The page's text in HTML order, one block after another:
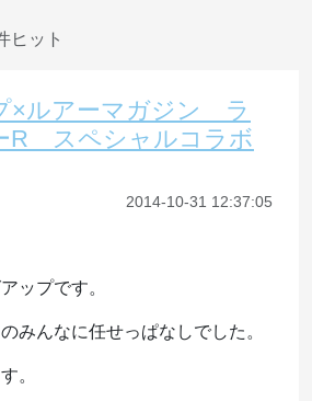
ヒット
×ルアーマガジン ラ
R スペシャルコラボ
2014-10-31 12:37:05
ップです。
みんなに任せっぱなしでした。
。